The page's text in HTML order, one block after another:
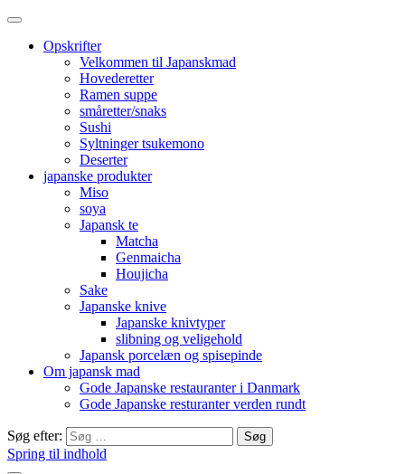
Opskrifter
Velkommen til Japanskmad
Hovederetter
Ramen suppe
småretter/snaks
Sushi
Syltninger tsukemono
Deserter
japanske produkter
Miso
soya
Japansk te
Matcha
Genmaicha
Houjicha
Sake
Japanske knive
Japanske knivtyper
slibning og veligehold
Japansk porcelæn og spisepinde
Om japansk mad
Gode Japanske restauranter i Danmark
Gode Japanske resturanter verden rundt
Søg efter:
Spring til indhold